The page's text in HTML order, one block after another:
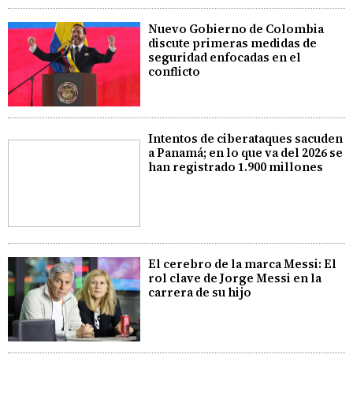
Nuevo Gobierno de Colombia
discute primeras medidas de
seguridad enfocadas en el
conflicto
Intentos de ciberataques sacuden
a Panamá; en lo que va del 2026 se
han registrado 1.900 millones
El cerebro de la marca Messi: El
rol clave de Jorge Messi en la
carrera de su hijo